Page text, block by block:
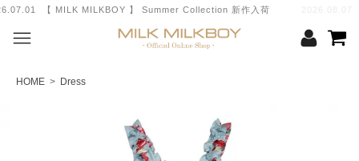
2026.08.07夏季休業に伴う発送休業のお知らせ
】 Summer Collection 新作入荷
HOME > Dress